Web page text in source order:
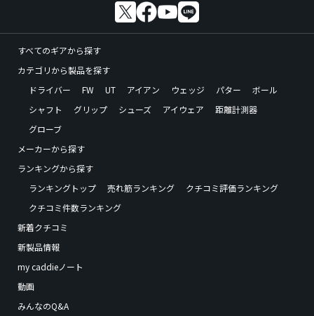
すべてのギアから探す
カテゴリから製品を探す
ドライバー
FW UT アイアン ウェッジ パター
ボール
シャフト
グリップ シューズ アイウェア
距離計測器
グローブ
メーカーから探す
ランキングから探す
ランキングトップ
売れ筋ランキング
クチコミ評価ランキング
クチコミ件数ランキング
新着クチコミ
新製品情報
my caddieノート
動画
みんなのQ&A